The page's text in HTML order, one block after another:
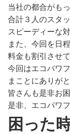
当社の都合がも
合計３人のスタ
スピーディーな
また、今回を日
料金も割引させ
今回はエコパワ
まことにありが
皆さんも是非お
是非、エコパワ
困った